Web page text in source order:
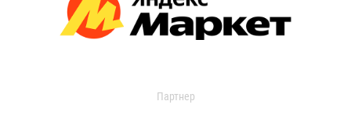
Партнер